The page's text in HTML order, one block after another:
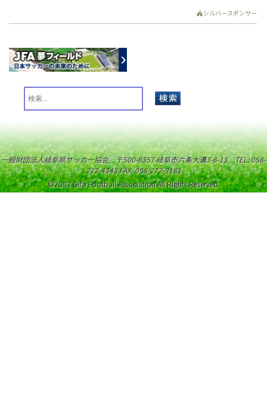
シルバースポンサー
一般財団法人岐阜県サッカー協会 〒500-8357 岐阜市六条大溝3-8-13 TEL: 058-
272-4343 FAX: 058-272-3181
©2003 Gifu Football Association All Rights Reserved.